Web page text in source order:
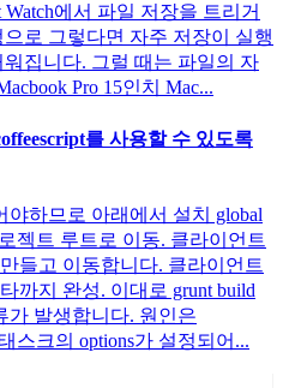
에서 파일 저장을 트리거
로 그렇다면 자주 저장이 실행
워집니다. 그럴 때는 파일의 자
Pro 15인치 Mac...
를 사용할 수 있도록
하므로 아래에서 설치 global
젝트 루트로 이동. 클라이언트
들고 이동합니다. 클라이언트
까지 완성. 이대로 grunt build
가 발생합니다. 원인은
스크의 options가 설정되어...